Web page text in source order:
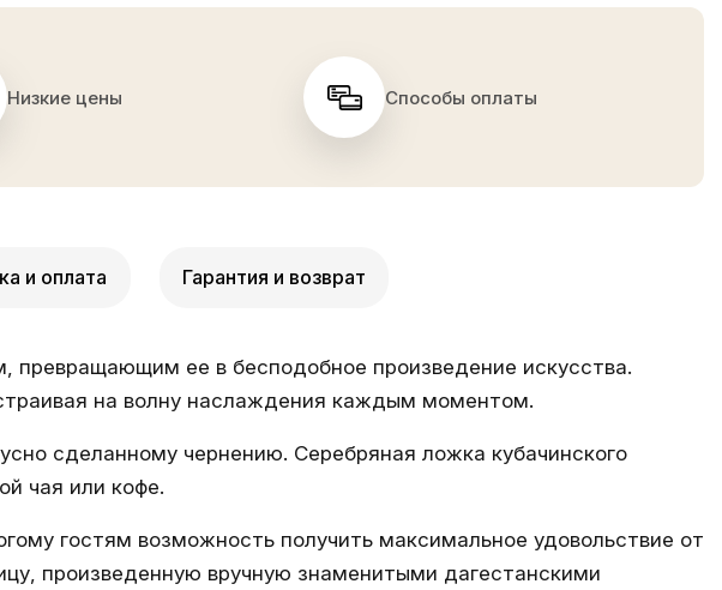
Низкие цены Способы оплаты
и оплата Гарантия и возврат
превращающим ее в бесподобное произведение искусства.
на волну наслаждения каждым моментом.
сделанному чернению. Серебряная ложка кубачинского
чая или кофе.
гостям возможность получить максимальное удовольствие от
произведенную вручную знаменитыми дагестанскими